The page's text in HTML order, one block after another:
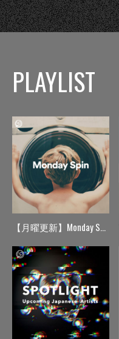
PLAYLIST
【月曜更新】Monday Spin